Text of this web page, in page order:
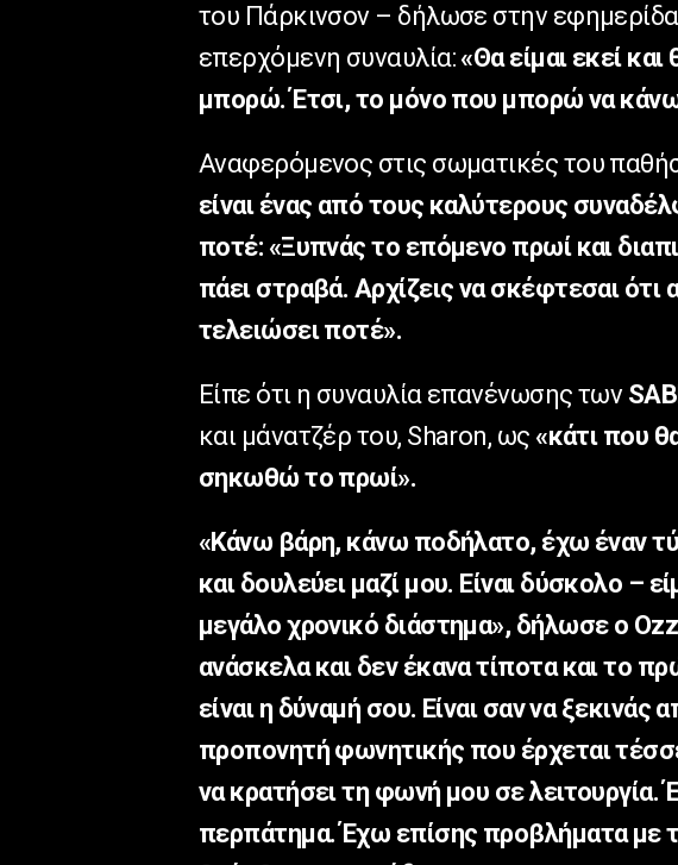
του Πάρκινσον – δήλωσε στην
επερχόμενη συναυλία: «Θα είμαι εκεί
μπορώ. Έτσι, το μόνο που μπορώ να κάνω
Αναφερόμενος στις σωματικές του
είναι ένας από τους καλύτερους
ποτέ: «Ξυπνάς το επόμενο πρωί και
πάει στραβά. Αρχίζεις να σκέφτεσαι ότι
τελειώσει ποτέ».
Είπε ότι η συναυλία επανένωσης των
και μάνατζέρ του, Sharon, ως «κάτι που
σηκωθώ το πρωί».
«Κάνω βάρη, κάνω ποδήλατο, έχω έναν
και δουλεύει μαζί μου. Είναι δύσκολο –
μεγάλο χρονικό διάστημα», δήλωσε ο
ανάσκελα και δεν έκανα τίποτα και το
είναι η δύναμή σου. Είναι σαν να ξεκινάς
προπονητή φωνητικής που έρχεται
να κρατήσει τη φωνή μου σε
περπάτημα. Έχω επίσης προβλήματα με